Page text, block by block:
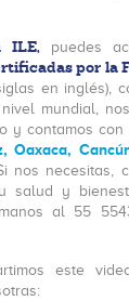
ILE,puedes
por la
en inglés),
mundial,
y contamos con
Oaxaca,
nos necesitas,
salud y
al 55
este